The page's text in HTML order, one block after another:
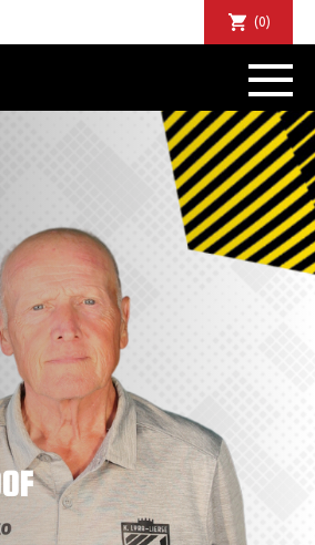
(0)
NIEUWS
DE CLUB
SPORTIEF
SUPPORTERS
TICKETS
ABONNEMENTEN
COMMUNITY
FANSHOP
FAQ
VACATURES